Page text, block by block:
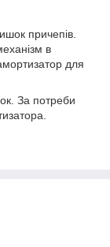
причепів.
в
для
За потреби